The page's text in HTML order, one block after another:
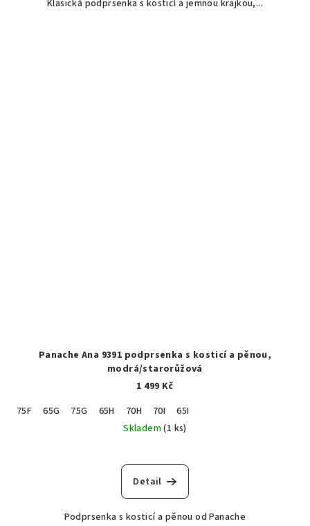
Klasická podprsenka s kosticí a jemnou krajkou,...
Panache Ana 9391 podprsenka s kosticí a pěnou,
modrá/starorůžová
1 499 Kč
75F
65G 75G 65H 70H 70I
65I
Skladem(1 ks)
Detail
Podprsenka s kosticí a pěnou od Panache